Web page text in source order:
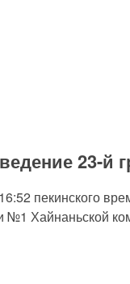
23-й
пекинского
№1 Хайнаньской